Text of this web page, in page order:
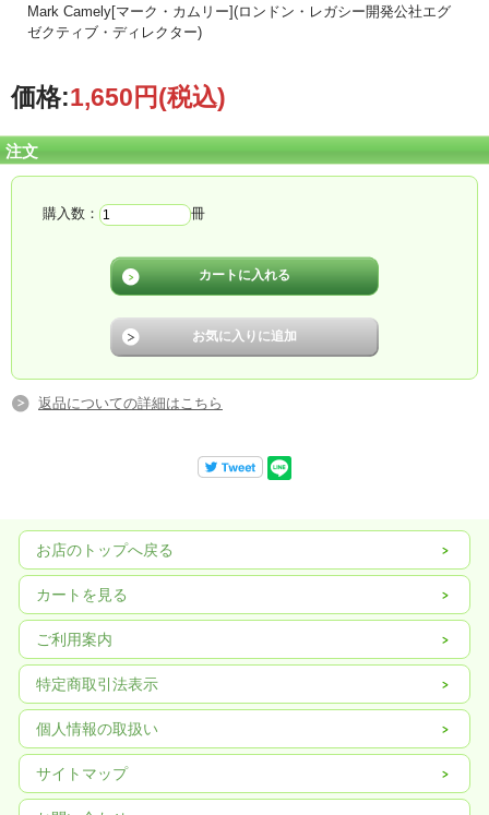
Mark Camely[マーク・カムリー](ロンドン・レガシー開発公社エグ
ゼクティブ・ディレクター)
価格:1,650円(税込)
注文
購入数： 冊
返品についての詳細はこちら
お店のトップへ戻る
カートを見る
ご利用案内
特定商取引法表示
個人情報の取扱い
サイトマップ